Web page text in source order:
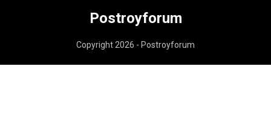
Postroyforum
Copyright 2026 - Postroyforum